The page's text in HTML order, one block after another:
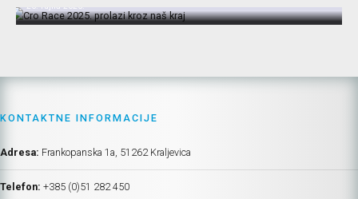
25. rujna 2025.
KONTAKTNE INFORMACIJE
Adresa: Frankopanska 1a, 51262 Kraljevica
Telefon: +385 (0)51 282 450